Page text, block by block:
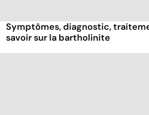
Symptômes, diagnostic,
savoir sur la bartholinite